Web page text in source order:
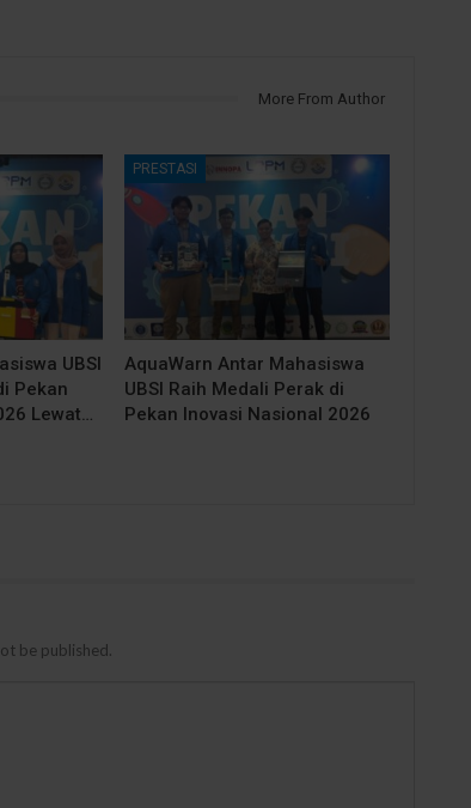
More From Author
UBSI
Pekan
Lewat…
PRESTASI
AquaWarn Antar Mahasiswa
UBSI Raih Medali Perak di
Pekan Inovasi Nasional 2026
be published.